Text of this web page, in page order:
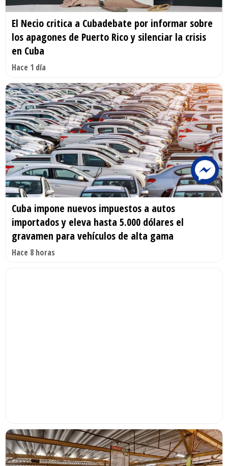
El Necio critica a Cubadebate por informar sobre
los apagones de Puerto Rico y silenciar la crisis
en Cuba
Hace 1 día
Cuba impone nuevos impuestos a autos
importados y eleva hasta 5.000 dólares el
gravamen para vehículos de alta gama
Hace 8 horas